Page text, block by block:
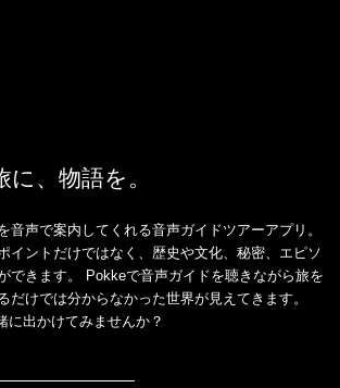
、物語を。
音声で案内してくれる音声ガイドツアーアプリ。
イントだけではなく、歴史や文化、秘密、エピソ
できます。 Pokkeで音声ガイドを聴きながら旅を
だけでは分からなかった世界が見えてきます。
に出かけてみませんか？